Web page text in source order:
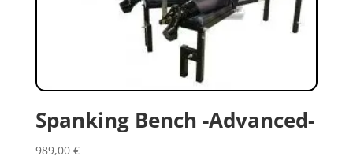
Spanking Bench -Advanced-
989,00 €